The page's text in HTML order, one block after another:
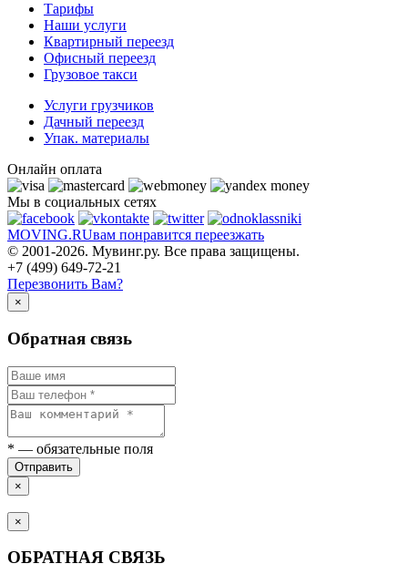
Тарифы
Наши услуги
Квартирный переезд
Офисный переезд
Грузовое такси
Услуги грузчиков
Дачный переезд
Упак. материалы
Онлайн оплата
Мы в социальных сетях
MOVING.RUвам понравится переезжать
© 2001-2026. Мувинг.ру. Все права защищены.
+7 (499) 649-72-21
Перезвонить Вам?
×
Обратная связь
* — обязательные поля
Отправить
×
×
ОБРАТНАЯ СВЯЗЬ